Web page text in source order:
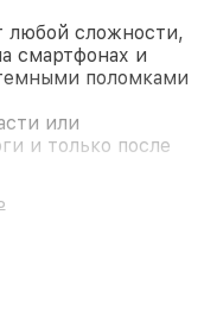
любой сложности,
смартфонах и
поломками
или
и только после
В случае